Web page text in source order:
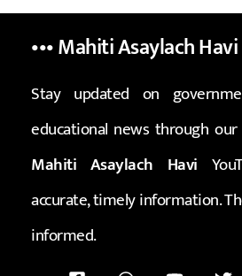
••• Mahiti Asaylach Havi
Stay updated on
educational news through
Mahiti Asaylach Havi
accurate, timely information.
informed.